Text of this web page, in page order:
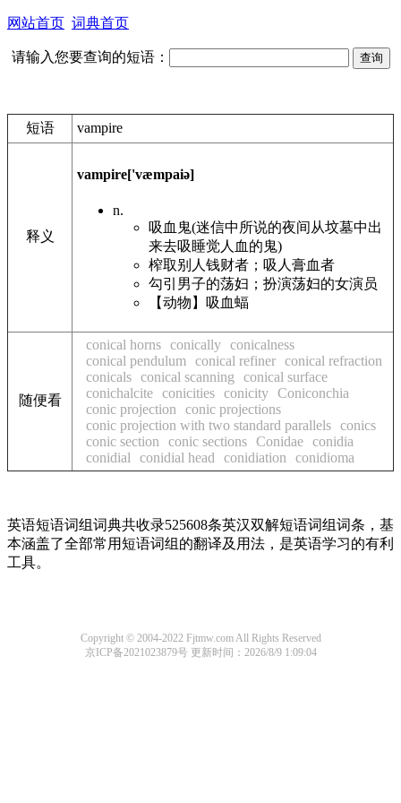
网站首页 词典首页
请输入您要查询的短语：
短语 vampire
释义
vampire['væmpaiə]
n.
吸血鬼(迷信中所说的夜间从坟墓中出
来去吸睡觉人血的鬼)
榨取别人钱财者；吸人膏血者
勾引男子的荡妇；扮演荡妇的女演员
【动物】吸血蝠
随便看
conical horns conically conicalness
conical pendulum
conical refiner conical refraction
conicals conical scanning
conical surface
conichalcite conicities conicity Coniconchia
conic projection
conic projections
conic projection with two standard parallels conics
conic section
conic sections Conidae conidia
conidial
conidial head conidiation conidioma
英语短语词组词典共收录525608条英汉双解短语词组词条，基
本涵盖了全部常用短语词组的翻译及用法，是英语学习的有利
工具。
Copyright © 2004-2022 Fjtmw.com All Rights Reserved
京ICP备2021023879号 更新时间：2026/8/9 1:09:04